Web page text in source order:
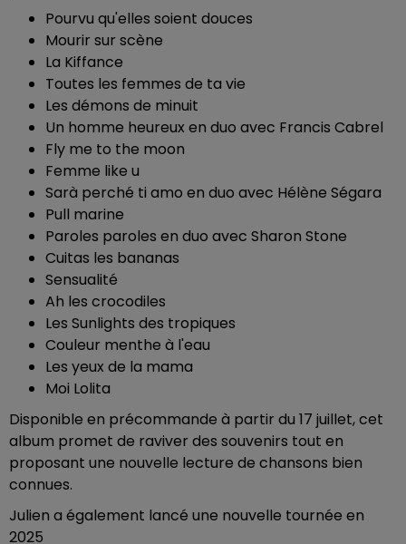
Pourvu qu'elles soient douces
Mourir sur scène
La Kiffance
Toutes les femmes de ta vie
Les démons de minuit
Un homme heureux en duo avec Francis Cabrel
Fly me to the moon
Femme like u
Sarà perché ti amo en duo avec Hélène Ségara
Pull marine
Paroles paroles en duo avec Sharon Stone
Cuitas les bananas
Sensualité
Ah les crocodiles
Les Sunlights des tropiques
Couleur menthe à l'eau
Les yeux de la mama
Moi Lolita
Disponible en précommande à partir du 17 juillet, cet
album promet de raviver des souvenirs tout en
proposant une nouvelle lecture de chansons bien
connues.
Julien a également lancé une nouvelle tournée en
2025